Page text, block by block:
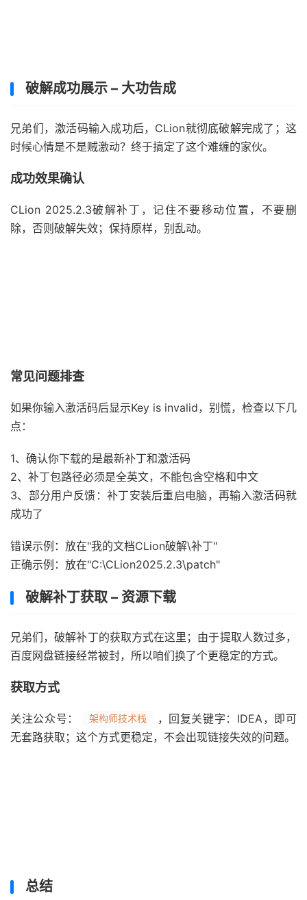
破解成功展示 – 大功告成
兄弟们，激活码输入成功后，CLion就彻底破解完成了；这
时候心情是不是贼激动？终于搞定了这个难缠的家伙。
成功效果确认
CLion 2025.2.3破解补丁，记住不要移动位置，不要删
除，否则破解失效；保持原样，别乱动。
常见问题排查
如果你输入激活码后显示Key is invalid，别慌，检查以下几
点：
1、确认你下载的是最新补丁和激活码
2、补丁包路径必须是全英文，不能包含空格和中文
3、部分用户反馈：补丁安装后重启电脑，再输入激活码就
成功了
错误示例：放在"我的文档CLion破解\补丁"
正确示例：放在"C:\CLion2025.2.3\patch"
破解补丁获取 – 资源下载
兄弟们，破解补丁的获取方式在这里；由于提取人数过多，
百度网盘链接经常被封，所以咱们换了个更稳定的方式。
获取方式
关注公众号： 架构师技术栈
，回复关键字：IDEA，即可
无套路获取；这个方式更稳定，不会出现链接失效的问题。
总结